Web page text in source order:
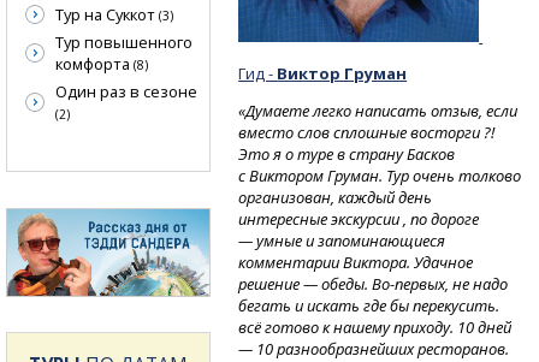
Гид - Виктор Груман
«Думаете легко написать отзыв, если
вместо слов сплошные восторги ?!
Это я о туре в страну Басков
с Виктором Груман. Тур очень толково
организован, каждый день
интересные экскурсии , по дороге
— умные и запоминающиеся
комментарии Виктора. Удачное
решение— обеды.Во-первых, не надо
бегать и искать где бы перекусить.
всё готово к нашему приходу. 10 дней
— 10 разнообразнейших ресторанов.
Тур на Суккот (3)
Тур повышенного
комфорта (8)
Один раз в сезоне
(2)